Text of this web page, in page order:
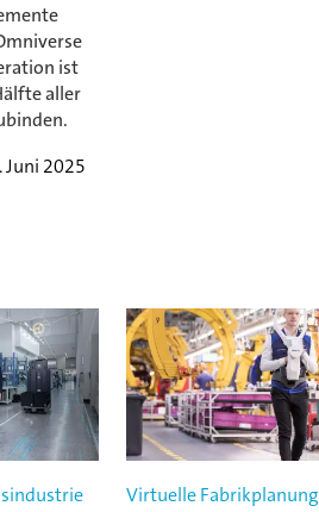
ist
aller
Juni 2025
Virtuelle Fabrikplanung